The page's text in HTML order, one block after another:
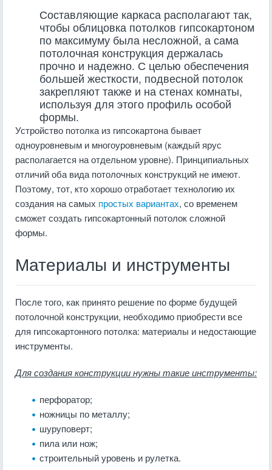
Составляющие каркаса располагают так,
чтобы облицовка потолков гипсокартоном
по максимуму была несложной, а сама
потолочная конструкция держалась
прочно и надежно. С целью обеспечения
большей жесткости, подвесной потолок
закрепляют также и на стенах комнаты,
используя для этого профиль особой
формы.
Устройство потолка из гипсокартона бывает
одноуровневым и многоуровневым (каждый ярус
располагается на отдельном уровне). Принципиальных
отличий оба вида потолочных конструкций не имеют.
Поэтому, тот, кто хорошо отработает технологию их
создания на самых простых вариантах, со временем
сможет создать гипсокартонный потолок сложной
формы.
Материалы и инструменты
После того, как принято решение по форме будущей
потолочной конструкции, необходимо приобрести все
для гипсокартонного потолка: материалы и недостающие
инструменты.
Для создания конструкции нужны такие инструменты:
перфоратор;
ножницы по металлу;
шуруповерт;
пила или нож;
строительный уровень и рулетка.